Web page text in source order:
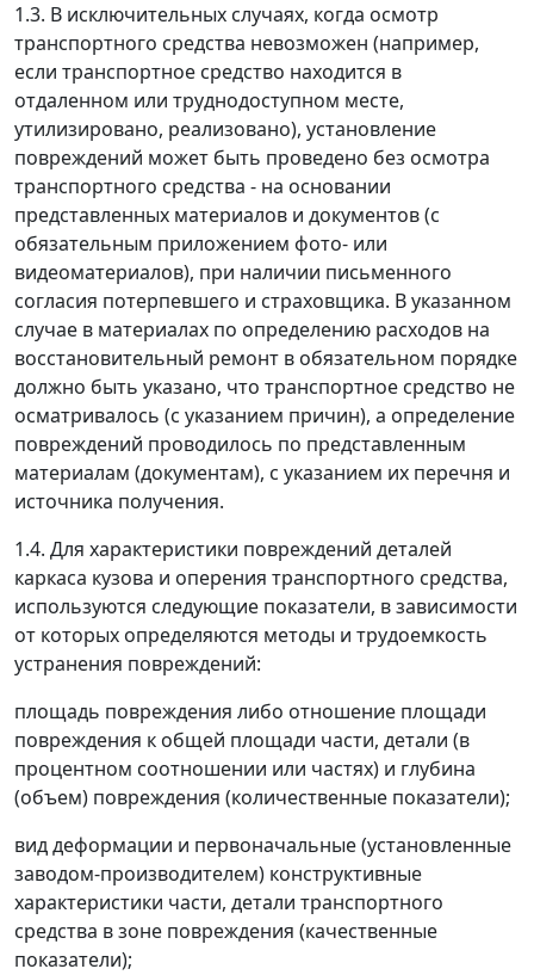
1.3. В исключительных случаях, когда осмотр
транспортного средства невозможен (например,
если транспортное средство находится в
отдаленном или труднодоступном месте,
утилизировано, реализовано), установление
повреждений может быть проведено без осмотра
транспортного средства - на основании
представленных материалов и документов (с
обязательным приложением фото- или
видеоматериалов), при наличии письменного
согласия потерпевшего и страховщика. В указанном
случае в материалах по определению расходов на
восстановительный ремонт в обязательном порядке
должно быть указано, что транспортное средство не
осматривалось (с указанием причин), а определение
повреждений проводилось по представленным
материалам (документам), с указанием их перечня и
источника получения.
1.4. Для характеристики повреждений деталей
каркаса кузова и оперения транспортного средства,
используются следующие показатели, в зависимости
от которых определяются методы и трудоемкость
устранения повреждений:
площадь повреждения либо отношение площади
повреждения к общей площади части, детали (в
процентном соотношении или частях) и глубина
(объем) повреждения (количественные показатели);
вид деформации и первоначальные (установленные
заводом-производителем) конструктивные
характеристики части, детали транспортного
средства в зоне повреждения (качественные
показатели);